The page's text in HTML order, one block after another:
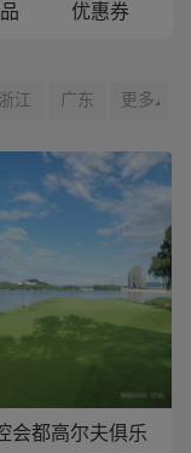
优惠券
浙江 广东 更多
会都高尔夫俱乐